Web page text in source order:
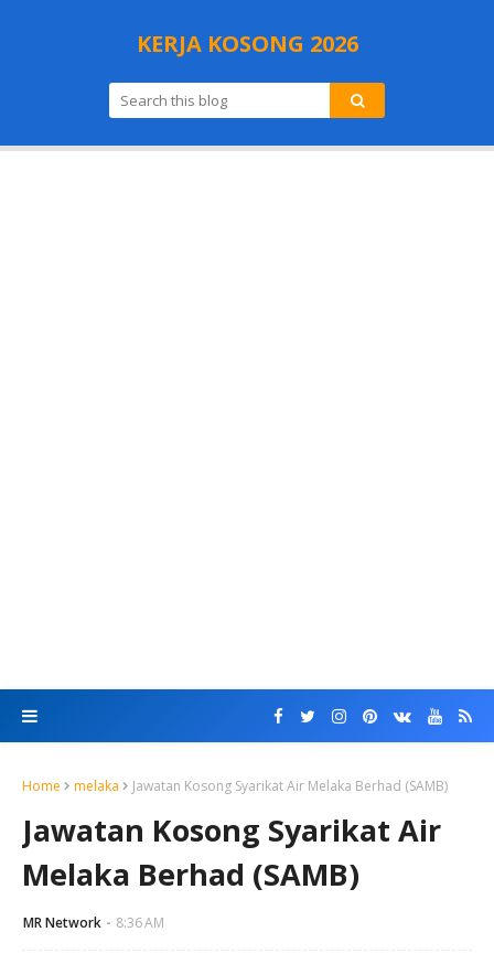
KERJA KOSONG 2026
Home melaka Jawatan Kosong Syarikat Air Melaka Berhad (SAMB)
Jawatan Kosong Syarikat Air
Melaka Berhad (SAMB)
MR Network 8:36 AM